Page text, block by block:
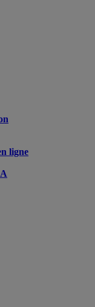
ligne